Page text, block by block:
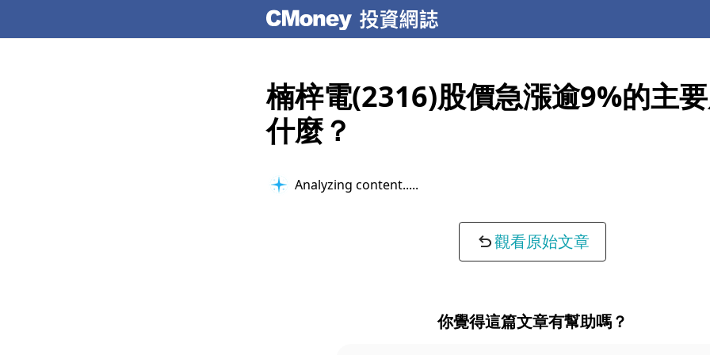
楠梓電(2316)股價急漲逾9%的主
什麼？
Analyzing content...
觀看原始文章
你覺得這篇文章有幫助嗎？